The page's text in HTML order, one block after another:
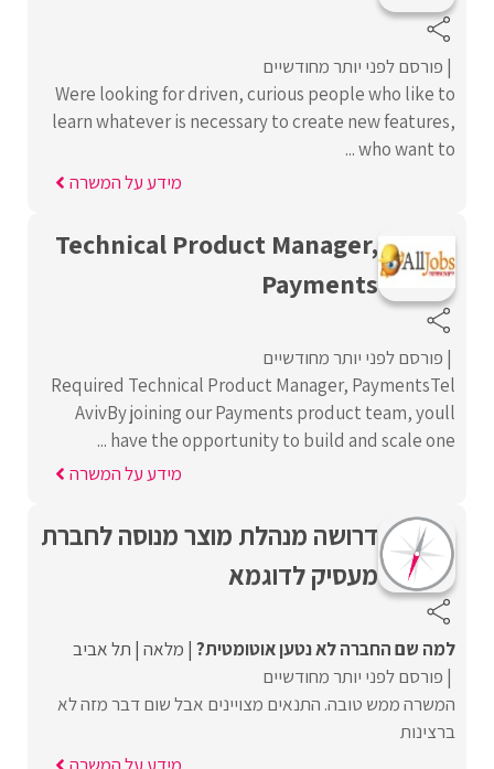
פורסם לפני יותר מחודשיים
Were looking for driven, curious people who like to
learn whatever is necessary to create new features,
who want to ...
מידע על המשרה
Technical Product Manager,
Payments
פורסם לפני יותר מחודשיים
Required Technical Product Manager, PaymentsTel
AvivBy joining our Payments product team, youll
have the opportunity to build and scale one ...
מידע על המשרה
דרושה מנהלת מוצר מנוסה לחברת
מעסיק לדוגמא
למה שם החברה לא נטען אוטומטית? מלאה תל אביב
פורסם לפני יותר מחודשיים
המשרה ממש טובה. התנאים מצויינים אבל שום דבר מזה לא
ברצינות
מידע על המשרה